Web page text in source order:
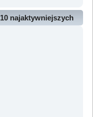
10 najaktywniejszych